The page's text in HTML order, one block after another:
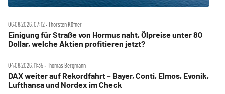
06.08.2026, 07:12 ‧ Thorsten Küfner
Einigung für Straße von Hormus naht, Ölpreise unter 80
Dollar, welche Aktien profitieren jetzt?
04.08.2026, 11:35 ‧ Thomas Bergmann
DAX weiter auf Rekordfahrt – Bayer, Conti, Elmos, Evonik,
Lufthansa und Nordex im Check